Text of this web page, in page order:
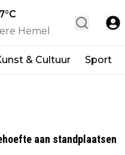
°C
Hemel
& Cultuur Sport
aan standplaatsen